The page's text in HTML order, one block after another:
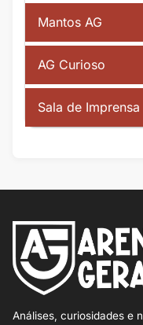
Mantos AG
AG Curioso
Sala de Imprensa
Análises, curiosidades e